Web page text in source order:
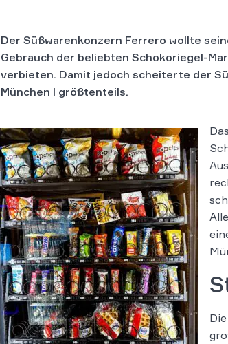
Der Süßwarenkonzern Ferrero wollte
Gebrauch der beliebten Schokoriegel-
verbieten. Damit jedoch scheiterte der
München I größtenteils.